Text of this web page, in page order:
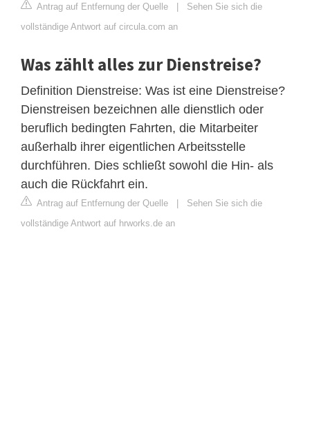
Antrag auf Entfernung der Quelle | Sehen Sie sich die
vollständige Antwort auf circula.com an
Was zählt alles zur Dienstreise?
Definition Dienstreise: Was ist eine Dienstreise?
Dienstreisen bezeichnen alle dienstlich oder
beruflich bedingten Fahrten, die Mitarbeiter
außerhalb ihrer eigentlichen Arbeitsstelle
durchführen. Dies schließt sowohl die Hin- als
auch die Rückfahrt ein.
Antrag auf Entfernung der Quelle | Sehen Sie sich die
vollständige Antwort auf hrworks.de an